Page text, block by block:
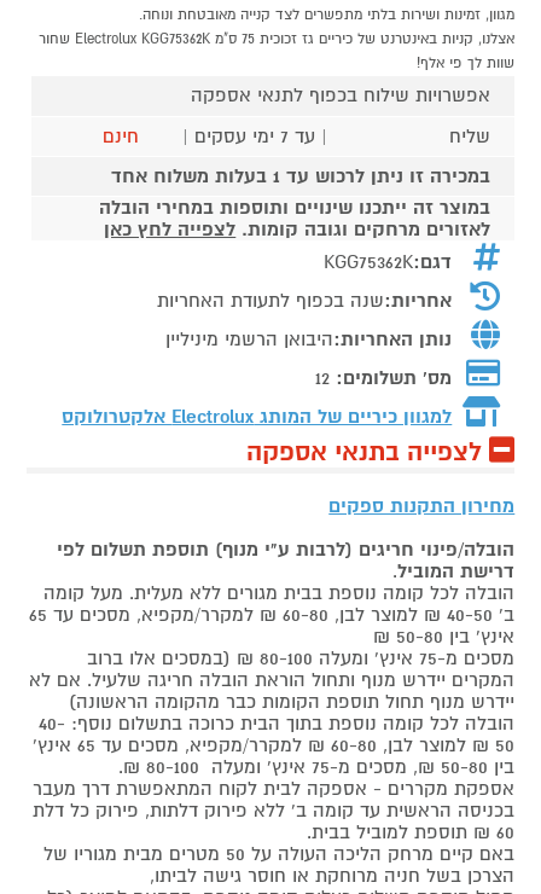
מגוון, זמינות ושירות בלתי מתפשרים לצד קנייה מאובטחת ונוחה.
אצלנו, קניות באינטרנט של כיריים גז זכוכית 75 ס"מ Electrolux KGG75362K שחור
שוות לך פי אלף!
אפשרויות שילוח בכפוף לתנאי אספקה
שליח
| עד 7 ימי עסקים |
חינם
במכירה זו ניתן לרכוש עד 1 בעלות משלוח אחד
במוצר זה ייתכנו שינויים ותוספות במחירי הובלה
לאזורים מרחקים וגובה קומות. לצפייה לחץ כאן
דגם:KGG75362K
אחריות:שנה בכפוף לתעודת האחריות
נותן האחריות:היבואן הרשמי מיניליין
מס' תשלומים: 12
למגוון כיריים של המותג Electrolux אלקטרולוקס
לצפייה בתנאי אספקה
מחירון התקנות ספקים
הובלה/פינוי חריגים (לרבות ע"י מנוף) תוספת תשלום לפי
דרישת המוביל.
הובלה לכל קומה נוספת בבית מגורים ללא מעלית. מעל קומה
ב' 40-50 ₪ למוצר לבן, 60-80 ₪ למקרר/מקפיא, מסכים עד 65
אינץ' בין 50-80 ₪
מסכים מ-75 אינץ' ומעלה 80-100 ₪ (במסכים אלו ברוב
המקרים יידרש מנוף ותחול הוראת הובלה חריגה שלעיל. אם לא
יידרש מנוף תחול תוספת הקומות כבר מהקומה הראשונה)
הובלה לכל קומה נוספת בתוך הבית כרוכה בתשלום נוסף: 40-
50 ₪ למוצר לבן, 60-80 ₪ למקרר/מקפיא, מסכים עד 65 אינץ'
בין 50-80 ₪, מסכים מ-75 אינץ' ומעלה 80-100 ₪.
אספקת מקררים - אספקה לבית לקוח המתאפשרת דרך מעבר
בכניסה הראשית עד קומה ב' ללא פירוק דלתות, פירוק כל דלת
60 ₪ תוספת למוביל בבית.
באם קיים מרחק הליכה העולה על 50 מטרים מבית מגוריו של
הצרכן בשל חניה מרוחקת או חוסר גישה לביתו,